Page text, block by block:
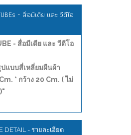
- สื่อมีเดีย และ วีดีโอ
- สื่อมีเดีย และ วีดีโอ
แบบสี่เหลี่ยมผืนผ้า
* กว้าง 20 Cm. ( ไม่
DETAIL - รายละเอียด